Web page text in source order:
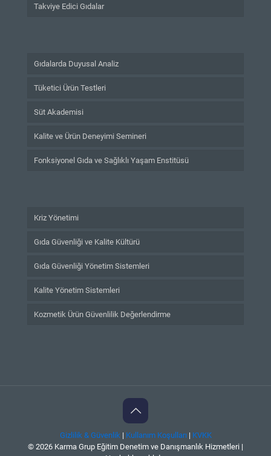
Takviye Edici Gıdalar
Gıdalarda Duyusal Analiz
Tüketici Ürün Testleri
Süt Akademisi
Kalite ve Ürün Deneyimi Semineri
Fonksiyonel Gıda ve Sağlıklı Yaşam Enstitüsü
Kriz Yönetimi
Gıda Güvenliği ve Kalite Kültürü
Gıda Güvenliği Yönetim Sistemleri
Kalite Yönetim Sistemleri
Kozmetik Ürün Güvenlilik Değerlendirme
Gizlilik & Güvenlik| Kullanım Koşulları | KVKK
© 2026 Karma Grup Eğitim Denetim ve Danışmanlık Hizmetleri |